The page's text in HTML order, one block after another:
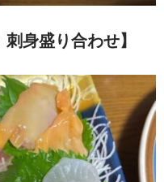
刺身盛り合わせ】